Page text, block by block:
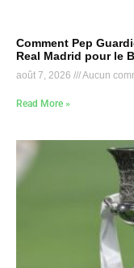
Comment Pep
Real Madrid pour le
août 7, 2026 Aucun
Read More »